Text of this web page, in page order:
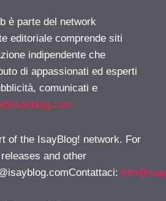
è parte del network
editoriale comprende siti
indipendente che
di appassionati ed esperti
comunicati e
of the IsayBlog! network. For
and other
: